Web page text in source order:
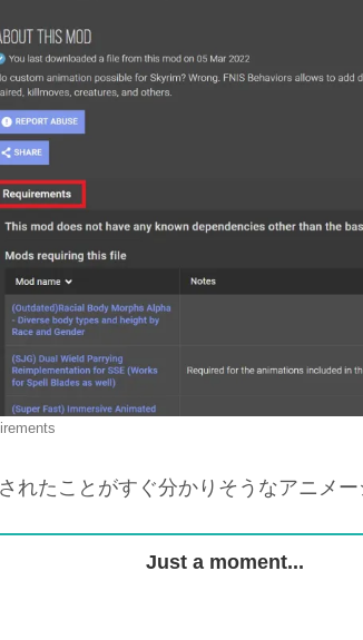
れたことがすぐ分かりそうなアニメー
Just a moment...